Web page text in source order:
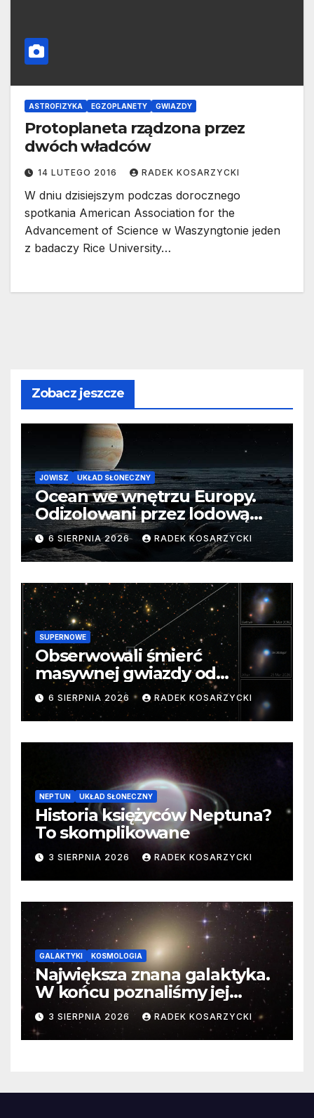
ASTROFIZYKA EGZOPLANETY GWIAZDY
Protoplaneta rządzona przez
dwóch władców
14 LUTEGO 2016 RADEK KOSARZYCKI
W dniu dzisiejszym podczas dorocznego
spotkania American Association for the
Advancement of Science w Waszyngtonie jeden
z badaczy Rice University…
Zobacz jeszcze
JOWISZ UKŁAD SŁONECZNY
Ocean we wnętrzu Europy.
Odizolowani przez lodową
barierę
6 SIERPNIA 2026 RADEK KOSARZYCKI
SUPERNOWE
Obserwowali śmierć
masywnej gwiazdy od
samego początku. Niezwykle
cenne dane
6 SIERPNIA 2026 RADEK KOSARZYCKI
NEPTUN UKŁAD SŁONECZNY
Historia księżyców Neptuna?
To skomplikowane
3 SIERPNIA 2026 RADEK KOSARZYCKI
GALAKTYKI KOSMOLOGIA
Największa znana galaktyka.
W końcu poznaliśmy jej
faktyczne wymiary
3 SIERPNIA 2026 RADEK KOSARZYCKI